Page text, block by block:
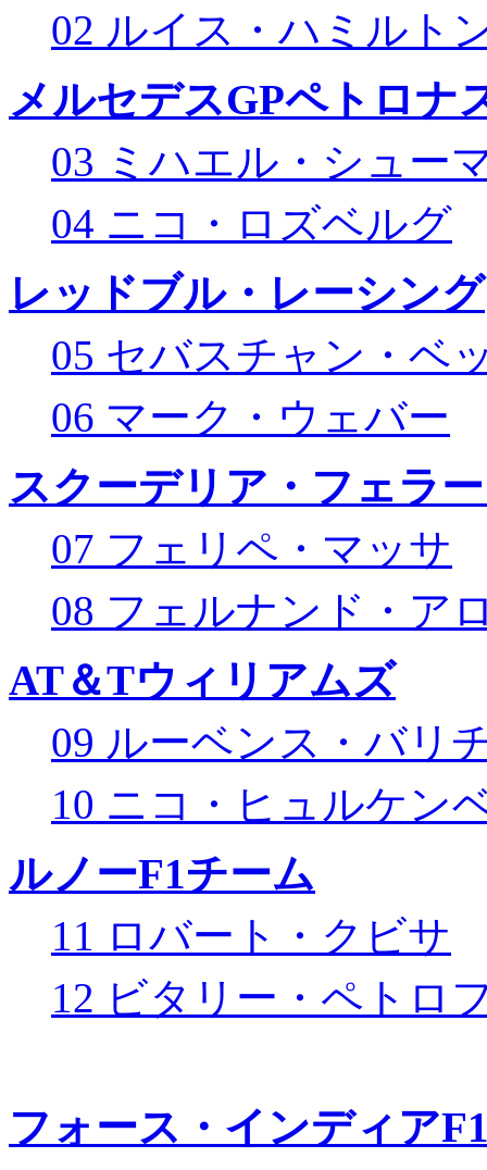
02 ルイス・ハミルト
メルセデスGPペトロナ
03 ミハエル・シュー
04 ニコ・ロズベルグ
レッドブル・レーシング
05 セバスチャン・ベ
06 マーク・ウェバー
スクーデリア・フェラ
07 フェリペ・マッサ
08 フェルナンド・ア
AT＆Tウィリアムズ
09 ルーベンス・バリ
10 ニコ・ヒュルケン
ルノーF1チーム
11 ロバート・クビサ
12 ビタリー・ペトロ
フォース・インディア